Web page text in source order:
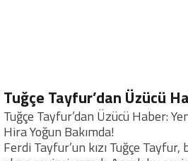
Tuğçe Tayfur’dan Üzücü
Tuğçe Tayfur’dan Üzücü Haber:
Hira Yoğun Bakımda!
Ferdi Tayfur’un kızı Tuğçe